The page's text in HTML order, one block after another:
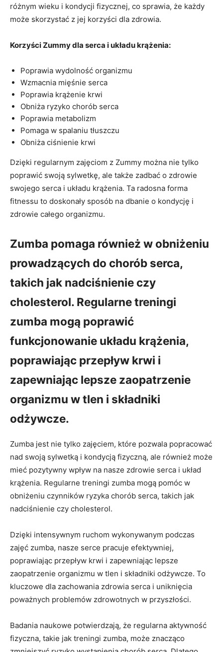
różnym wieku i kondycji fizycznej, co sprawia, że każdy
może skorzystać z jej korzyści dla zdrowia.
Korzyści Zummy dla serca i układu krążenia:
Poprawia wydolność organizmu
Wzmacnia mięśnie serca
Poprawia krążenie krwi
Obniża ryzyko chorób serca
Poprawia metabolizm
Pomaga w spalaniu tłuszczu
Obniża ciśnienie krwi
Dzięki regularnym zajęciom z Zummy można nie tylko
poprawić swoją sylwetkę, ale także zadbać o zdrowie
swojego serca i układu krążenia. Ta radosna forma
fitnessu to doskonały sposób na dbanie o kondycję i
zdrowie całego organizmu.
Zumba pomaga również w obniżeniu
prowadzących do chorób serca,
takich jak nadciśnienie czy
cholesterol. Regularne treningi
zumba mogą poprawić
funkcjonowanie układu krążenia,
poprawiając przepływ krwi i
zapewniając lepsze zaopatrzenie
organizmu w tlen i składniki
odżywcze.
Zumba jest nie tylko zajęciem, które pozwala popracować
nad swoją sylwetką i kondycją fizyczną, ale również może
mieć pozytywny wpływ na nasze zdrowie serca i układ
krążenia. Regularne treningi zumba mogą pomóc w
obniżeniu czynników ryzyka chorób serca, takich jak
nadciśnienie czy cholesterol.
Dzięki intensywnym ruchom wykonywanym podczas
zajęć zumba, nasze serce pracuje efektywniej,
poprawiając przepływ krwi i zapewniając lepsze
zaopatrzenie organizmu w tlen i składniki odżywcze. To
kluczowe dla zachowania zdrowia serca i uniknięcia
poważnych problemów zdrowotnych w przyszłości.
Badania naukowe potwierdzają, że regularna aktywność
fizyczna, takie jak treningi zumba, może znacząco